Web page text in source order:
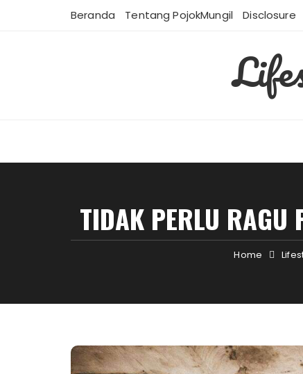
Beranda Tentang PojokMungil Disclosure
TIDAK PERLU RAGU
Home